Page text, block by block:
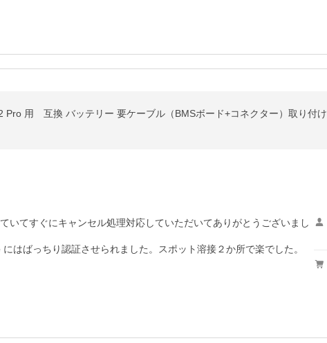
Pro 用 互換 バッテリー 要ケーブル（BMSボード+コネクター）取り付け
いてすぐにキャンセル処理対応していただいてありがとうございまし
はばっちり認証させられました。スポット溶接２か所で楽でした。